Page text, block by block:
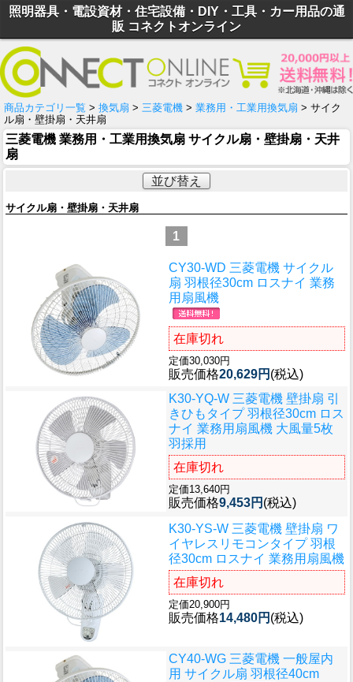
照明器具・電設資材・住宅設備・DIY・工具・カー用品の通
販 コネクトオンライン
商品カテゴリ一覧 > 換気扇 > 三菱電機 > 業務用・工業用換気扇 > サイク
ル扇・壁掛扇・天井扇
三菱電機 業務用・工業用換気扇 サイクル扇・壁掛扇・天井
扇
並び替え
サイクル扇・壁掛扇・天井扇
1
CY30-WD 三菱電機 サイクル
扇 羽根径30cm ロスナイ 業務
用扇風機
在庫切れ
定価30,030円
販売価格20,629円 (税込)
K30-YQ-W 三菱電機 壁掛扇 引
きひもタイプ 羽根径30cm ロス
ナイ 業務用扇風機 大風量5枚
羽採用
在庫切れ
定価13,640円
販売価格9,453円 (税込)
K30-YS-W 三菱電機 壁掛扇 ワ
イヤレスリモコンタイプ 羽根
径30cm ロスナイ 業務用扇風機
在庫切れ
定価20,900円
販売価格14,480円 (税込)
CY40-WG 三菱電機 一般屋内
用 サイクル扇 羽根径40cm